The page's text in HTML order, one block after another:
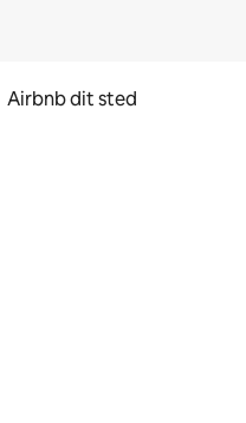
Airbnb dit sted